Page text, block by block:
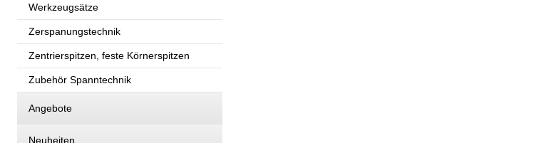
Werkzeugsätze
Zerspanungstechnik
Zentrierspitzen, feste Körnerspitzen
Zubehör Spanntechnik
Angebote
Neuheiten